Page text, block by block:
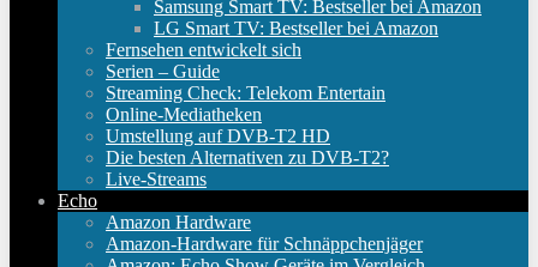
Samsung Smart TV: Bestseller bei Amazon
LG Smart TV: Bestseller bei Amazon
Fernsehen entwickelt sich
Serien – Guide
Streaming Check: Telekom Entertain
Online-Mediatheken
Umstellung auf DVB-T2 HD
Die besten Alternativen zu DVB-T2?
Live-Streams
Echo
Amazon Hardware
Amazon-Hardware für Schnäppchenjäger